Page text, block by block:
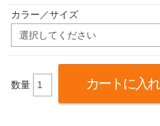
カラー／サイズ
数量